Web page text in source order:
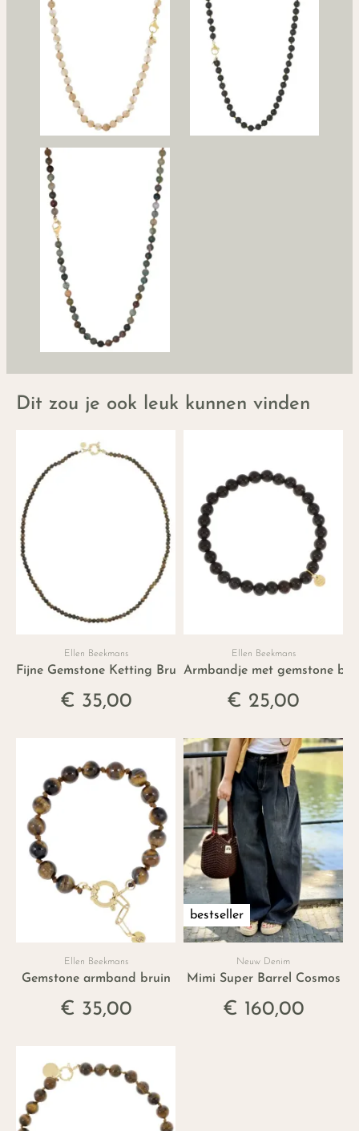
Dit zou je ook leuk kunnen vinden
Ellen Beekmans
Fijne Gemstone Ketting Bruin
€ 35,00
Ellen Beekmans
Armbandje met gemstone
€ 25,00
Ellen Beekmans
Gemstone armband bruin
€ 35,00
bestseller
Neuw Denim
Mimi Super Barrel Cosmos
€ 160,00